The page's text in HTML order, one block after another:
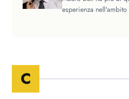
esperienza nell'ambito
C